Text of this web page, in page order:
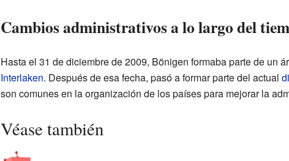
Cambios administrativos a lo largo del
Hasta el 31 de diciembre de 2009, Bönigen formaba parte de un
Interlaken. Después de esa fecha, pasó a formar parte del actual
son comunes en la organización de los países para mejorar la
Véase también